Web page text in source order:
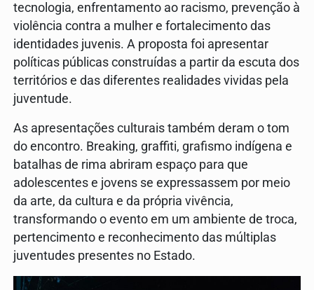
tecnologia, enfrentamento ao racismo, prevenção à
violência contra a mulher e fortalecimento das
identidades juvenis. A proposta foi apresentar
políticas públicas construídas a partir da escuta dos
territórios e das diferentes realidades vividas pela
juventude.
As apresentações culturais também deram o tom
do encontro. Breaking, graffiti, grafismo indígena e
batalhas de rima abriram espaço para que
adolescentes e jovens se expressassem por meio
da arte, da cultura e da própria vivência,
transformando o evento em um ambiente de troca,
pertencimento e reconhecimento das múltiplas
juventudes presentes no Estado.